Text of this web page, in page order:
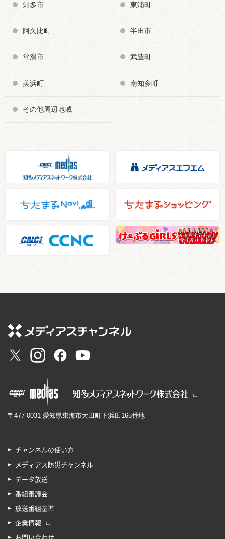
知多市 東浦町
阿久比町 半田市
常滑市 武豊町
美浜町 南知多町
その他周辺地域
〒477-0031 愛知県東海市大田町下浜田165番地
チャンネルの使い方
メディアス防災チャンネル
データ放送
番組審議会
放送番組基準
企業情報
お問い合わせ